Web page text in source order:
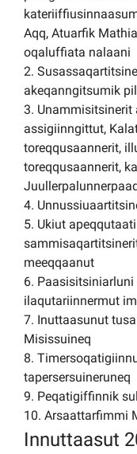
Aqq, Atuarfik
oqaluffiata nalaani
2.
akeqanngitsumik
3.
assigiinngittut,
toreqqusaannerit,
toreqqusaannerit,
4.
5. Ukiut
meeqqaanut
6.
ilaqutariinnermut
7. Inuttaasunut
Misissuineq
8.
tapersersuineruneq
9. Peqatigiffinnik
10. Arsaattarfimmi
Innuttaasut